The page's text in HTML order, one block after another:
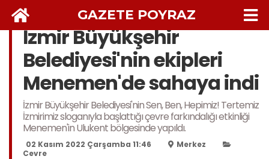
GAZETE POYRAZ
İzmir Büyükşehir
Belediyesi'nin ekipleri
Menemen'de sahaya indi
İzmir Büyükşehir Belediyesi'nin Sen, Ben, Hepimiz! Tertemiz
İzmirimiz sloganıyla başlattığı çevre farkındalığı etkinliği
Menemen'in Ulukent bölgesinde yapıldı.
02 Kasım 2022 Çarşamba 11:46
Merkez
Cevre